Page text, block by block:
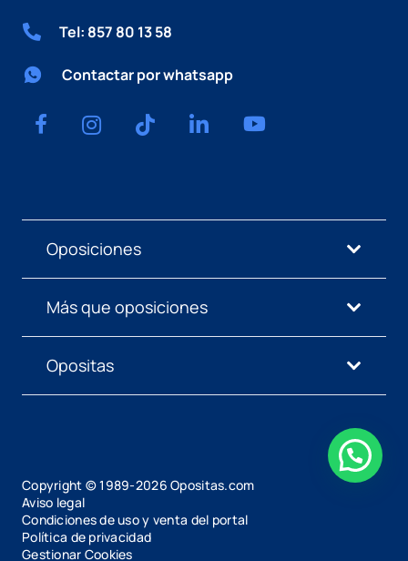
Tel: 857 80 13 58
Contactar por whatsapp
Oposiciones
Más que oposiciones
Opositas
Copyright © 1989-2026 Opositas.com
Aviso legal
Condiciones de uso y venta del portal
Política de privacidad
Gestionar Cookies